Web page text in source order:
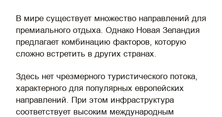
В мире существует множество направлений для
премиального отдыха. Однако Новая Зеландия
предлагает комбинацию факторов, которую
сложно встретить в других странах.
Здесь нет чрезмерного туристического потока,
характерного для популярных европейских
направлений. При этом инфраструктура
соответствует высоким международным